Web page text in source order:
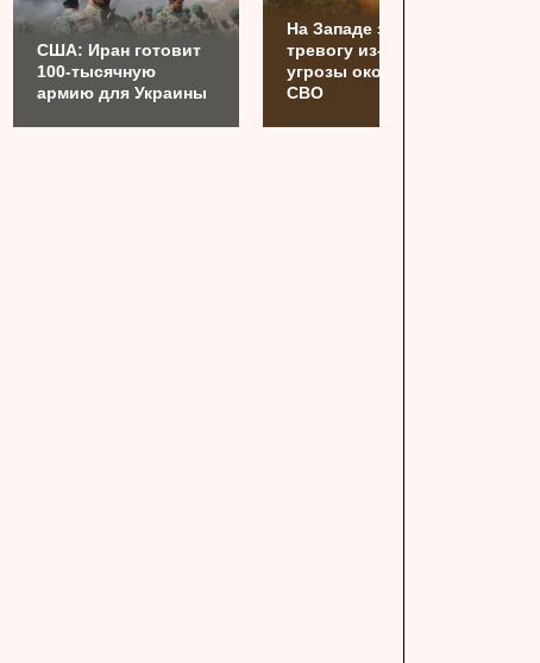
США: Иран готовит
100-тысячную
армию для Украины
На Западе забили
тревогу из-за
угрозы окончания
СВО